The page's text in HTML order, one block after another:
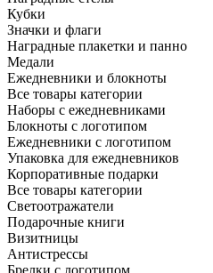
Кубки
Значки и флаги
Наградные плакетки и панно
Медали
Ежедневники и блокноты
Все товары категории
Наборы с ежедневниками
Блокноты с логотипом
Ежедневники с логотипом
Упаковка для ежедневников
Корпоративные подарки
Все товары категории
Светоотражатели
Подарочные книги
Визитницы
Антистрессы
Брелки с логотипом